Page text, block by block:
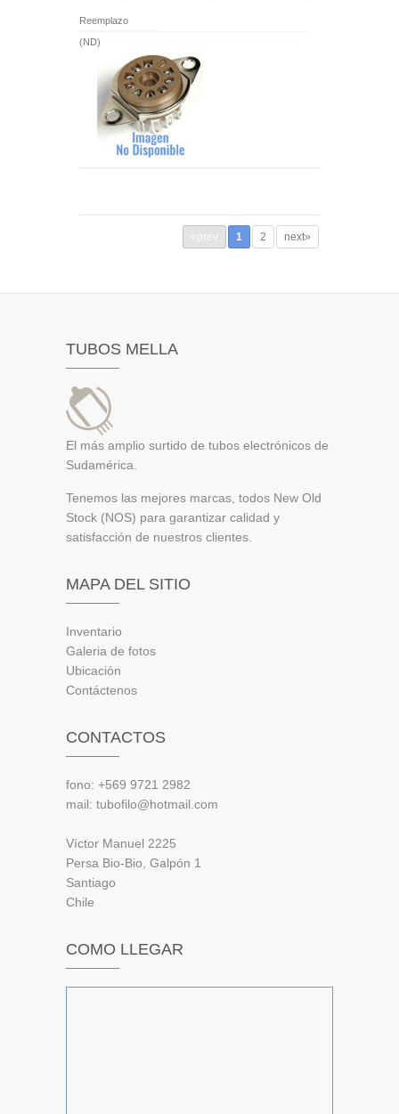
Reemplazo
(ND)
«prev 1 2 next»
TUBOS MELLA
El más amplio surtido de tubos electrónicos de
Sudamérica.
Tenemos las mejores marcas, todos New Old
Stock (NOS) para garantizar calidad y
satisfacción de nuestros clientes.
MAPA DEL SITIO
Inventario
Galeria de fotos
Ubicación
Contáctenos
CONTACTOS
fono: +569 9721 2982
mail: tubofilo@hotmail.com
Víctor Manuel 2225
Persa Bio-Bio, Galpón 1
Santiago
Chile
COMO LLEGAR